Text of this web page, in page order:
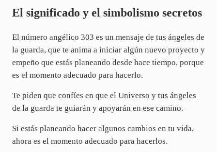
El significado y el simbolismo secretos
El número angélico 303 es un mensaje de tus ángeles de
la guarda, que te anima a iniciar algún nuevo proyecto y
empeño que estás planeando desde hace tiempo, porque
es el momento adecuado para hacerlo.
Te piden que confíes en que el Universo y tus ángeles
de la guarda te guiarán y apoyarán en ese camino.
Si estás planeando hacer algunos cambios en tu vida,
ahora es el momento adecuado para hacerlos.